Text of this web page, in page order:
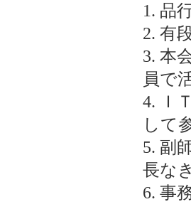
品
有
本
員で
Ｉ
して
副
長な
事